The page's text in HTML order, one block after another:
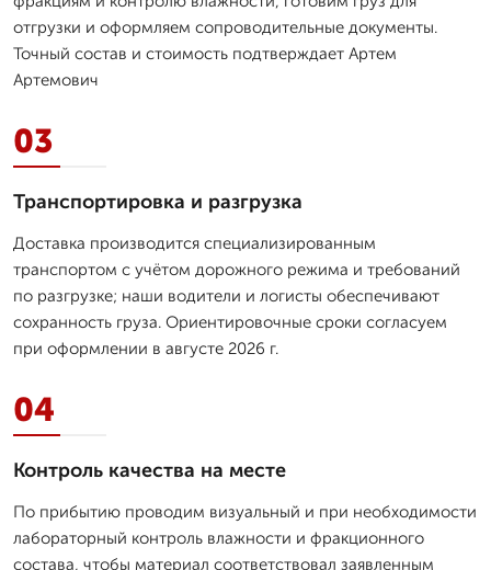
отгрузки и оформляем сопроводительные документы.
Точный состав и стоимость подтверждает Артем
Артемович
03
Транспортировка и разгрузка
Доставка производится специализированным
транспортом с учётом дорожного режима и требований
по разгрузке; наши водители и логисты обеспечивают
сохранность груза. Ориентировочные сроки согласуем
при оформлении в августе 2026 г.
04
Контроль качества на месте
По прибытию проводим визуальный и при необходимости
лабораторный контроль влажности и фракционного
состава, чтобы материал соответствовал заявленным